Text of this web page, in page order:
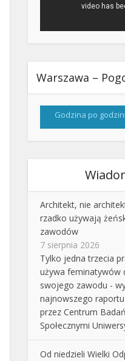
Warszawa –
Godzina po
Architekt, nie
rzadko używają
zawodów
7 sierpnia 2026
Tylko jedna trzecia
używa feminatywów
swojego zawodu -
najnowszego
przez Centrum
Społecznymi
Od niedzieli Wielki